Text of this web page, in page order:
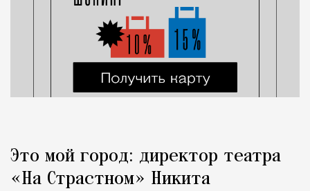
Это мой город: директор театра
«На Страстном» Никита